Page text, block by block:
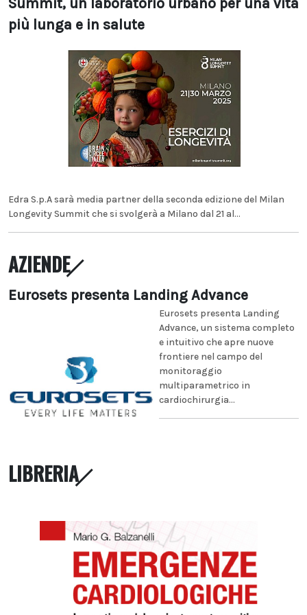
Summit, un laboratorio urbano per una vita
più lunga e in salute
Edra S.p.A sarà media partner della seconda edizione del Milan
Longevity Summit che si svolgerà a Milano dal 21 al...
AZIENDE
Eurosets presenta Landing Advance
Eurosets presenta Landing
Advance, un sistema completo
e intuitivo che apre nuove
frontiere nel campo del
monitoraggio
multiparametrico in
cardiochirurgia...
LIBRERIA